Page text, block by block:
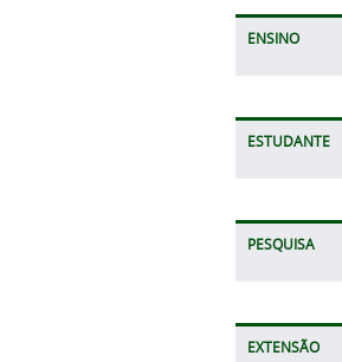
ENSINO
ESTUDANTE
PESQUISA
EXTENSÃO